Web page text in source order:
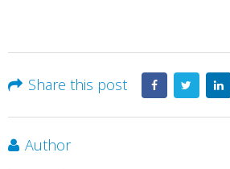
Share this post
Author